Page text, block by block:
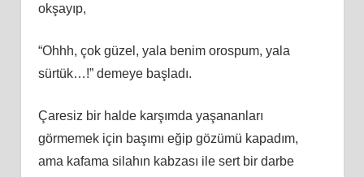
okşayıp,
“Ohhh, çok güzel, yala benim orospum, yala
sürtük…!” demeye başladı.
Çaresiz bir halde karşımda yaşananları
görmemek için başımı eğip gözümü kapadım,
ama kafama silahın kabzası ile sert bir darbe